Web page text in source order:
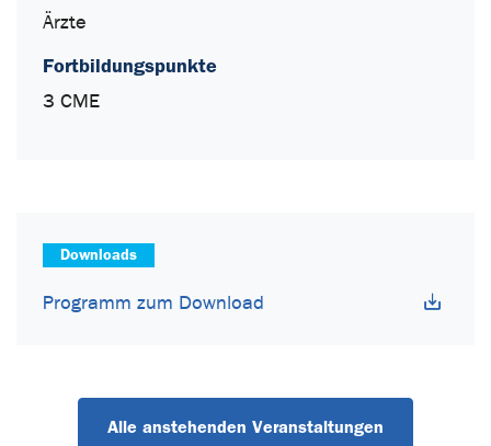
Ärzte
Fortbildungspunkte
3 CME
Downloads
Programm zum Download
Alle anstehenden Veranstaltungen